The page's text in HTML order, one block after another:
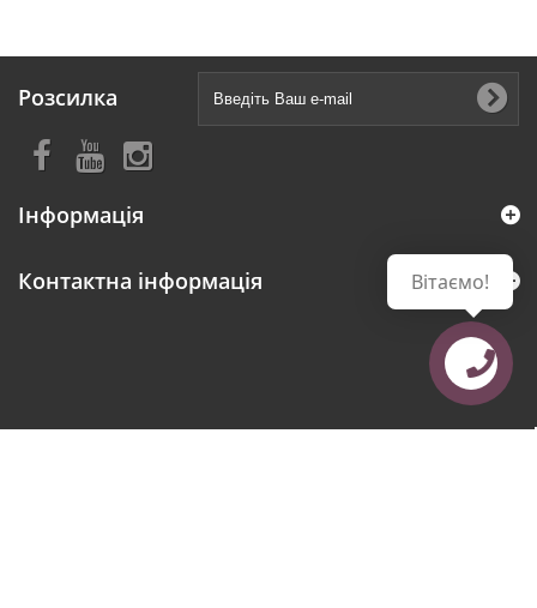
Розсилка
Інформація
Контактна інформація Вітаємо!